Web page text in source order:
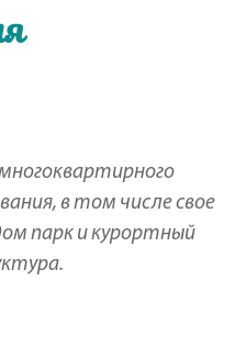
в том числе свое
парк и курортный